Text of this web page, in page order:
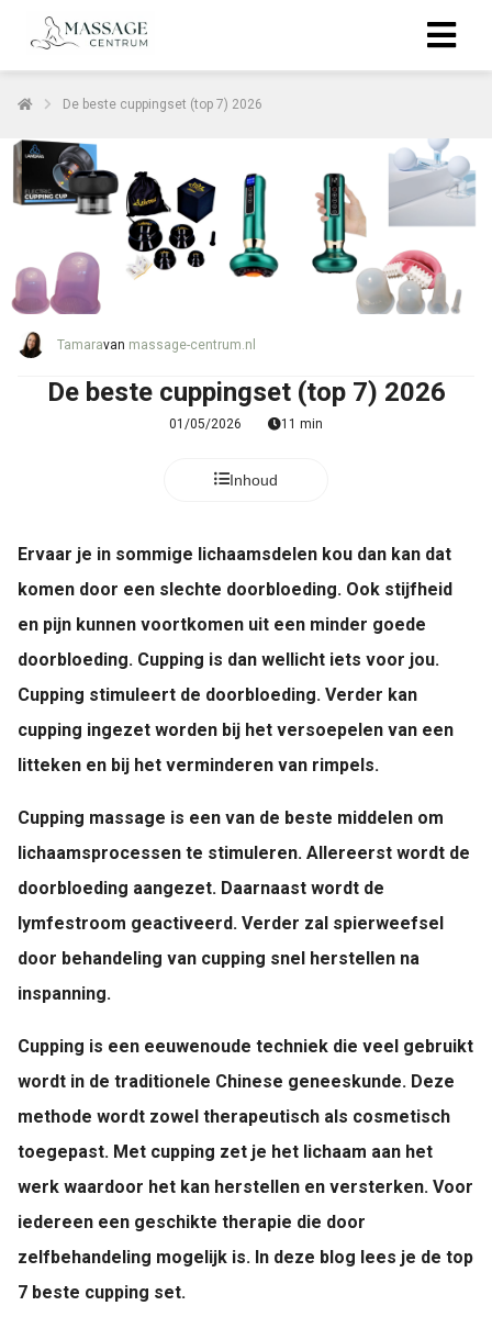
De beste cuppingset (top 7) 2026
Tamaravan massage-centrum.nl
De beste cuppingset (top 7) 2026
01/05/2026 11 min
Inhoud
Ervaar je in sommige lichaamsdelen kou dan kan dat
komen door een slechte doorbloeding. Ook stijfheid
en pijn kunnen voortkomen uit een minder goede
doorbloeding. Cupping is dan wellicht iets voor jou.
Cupping stimuleert de doorbloeding. Verder kan
cupping ingezet worden bij het versoepelen van een
litteken en bij het verminderen van rimpels.
Cupping massage is een van de beste middelen om
lichaamsprocessen te stimuleren. Allereerst wordt de
doorbloeding aangezet. Daarnaast wordt de
lymfestroom geactiveerd. Verder zal spierweefsel
door behandeling van cupping snel herstellen na
inspanning.
Cupping is een eeuwenoude techniek die veel gebruikt
wordt in de traditionele Chinese geneeskunde. Deze
methode wordt zowel therapeutisch als cosmetisch
toegepast. Met cupping zet je het lichaam aan het
werk waardoor het kan herstellen en versterken. Voor
iedereen een geschikte therapie die door
zelfbehandeling mogelijk is. In deze blog lees je de top
7 beste cupping set.